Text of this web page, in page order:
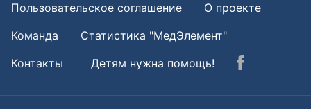
Пользовательское соглашение
О проекте
Команда
Статистика "МедЭлемент"
Контакты
Детям нужна помощь!